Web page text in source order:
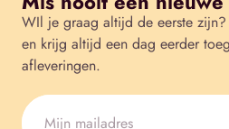
WIl je graag altijd de eerste
en krijg altijd een dag eerder
afleveringen.